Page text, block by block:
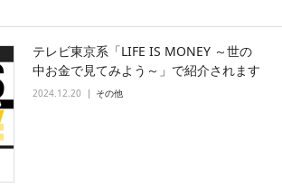
テレビ東京系「LIFE IS MONEY ～世の
中お金で見てみよう～」で紹介されます
2024.12.20 その他